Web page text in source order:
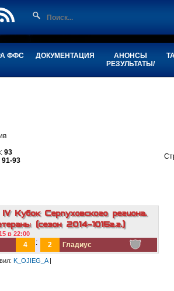
ФФС ДОКУМЕНТАЦИЯ
АНОНСЫ
РЕЗУЛЬТАТЫ/
93
91-93
Кубок Серпуховского региона.
(сезон 2014-1015г.г.)
в 22:00
4 : 2 Гладиус
K_OJIEG_A|